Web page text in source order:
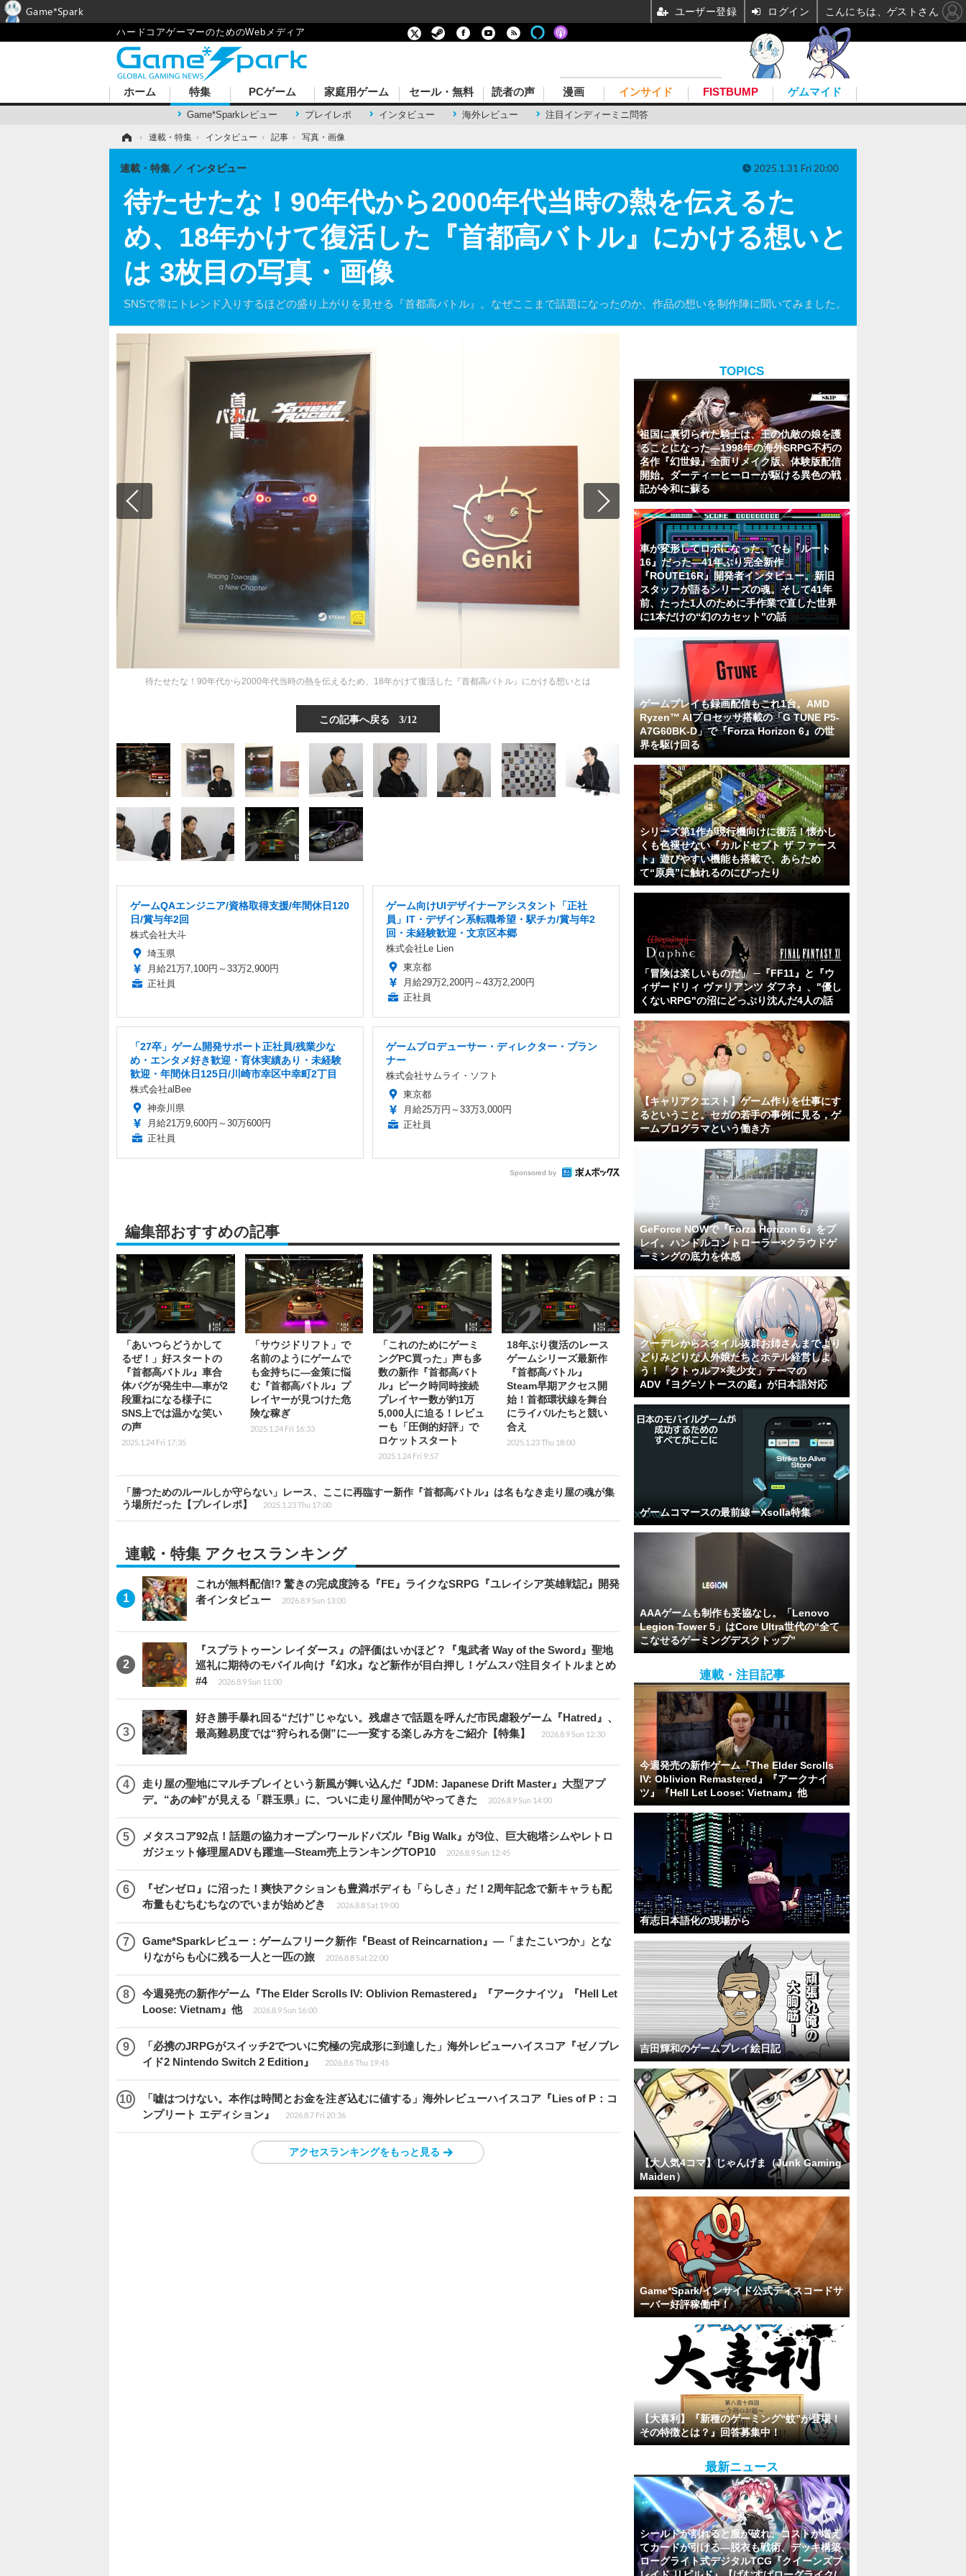
ハードコアゲーマーのためのWebメディア
ホーム 特集
Game*Sparkレビュー プレイレポ インタビュー 海外レビュー 注目インディーミニ問答
PCゲーム 家庭用ゲーム セール・無料 読者の声 漫画 インサイド FISTBUMP ゲムマイド
› 連載・特集 › インタビュー › 記事 › 写真・画像
待たせたな！90年代から2000年代当時の熱を伝えるた
め、18年かけて復活した『首都高バトル』にかける想いと
は 3枚目の写真・画像
SNSで常にトレンド入りするほどの盛り上がりを見せる『首都高バトル』。なぜここまで話題になったのか、作品の想いを制作陣に聞いてみました。
連載・特集 インタビュー 2025.1.31 Fri 20:00
待たせたな！90年代から2000年代当時の熱を伝えるため、18年かけて復活した『首都高バトル』にかける想いとは
この記事へ戻る 3/12
ゲームQAエンジニア/資格取得支援/年間休日120
日/賞与年2回
株式会社大斗
埼玉県
月給21万7,100円～33万2,900円
正社員
ゲーム向けUIデザイナーアシスタント「正社
員」IT・デザイン系転職希望・駅チカ/賞与年2
回・未経験歓迎・文京区本郷
株式会社Le Lien
東京都
月給29万2,200円～43万2,200円
正社員
「27卒」ゲーム開発サポート正社員/残業少な
め・エンタメ好き歓迎・育休実績あり・未経験
歓迎・年間休日125日/川崎市幸区中幸町2丁目
株式会社alBee
神奈川県
月給21万9,600円～30万600円
正社員
ゲームプロデューサー・ディレクター・プラン
ナー
株式会社サムライ・ソフト
東京都
月給25万円～33万3,000円
正社員
Sponsored by
編集部おすすめの記事
「あいつらどうかして
るぜ！」好スタートの
『首都高バトル』車合
体バグが発生中―車が2
段重ねになる様子に
SNS上では温かな笑い
の声
2025.1.24 Fri 17:35
「サウジドリフト」で
名前のようにゲームで
も金持ちに―金策に悩
む『首都高バトル』プ
レイヤーが見つけた危
険な稼ぎ
2025.1.24 Fri 16:33
「これのためにゲーミ
ングPC買った」声も多
数の新作『首都高バト
ル』ピーク時同時接続
プレイヤー数が約1万
5,000人に迫る！レビュ
ーも「圧倒的好評」で
ロケットスタート
2025.1.24 Fri 9:57
18年ぶり復活のレース
ゲームシリーズ最新作
『首都高バトル』
Steam早期アクセス開
始！首都環状線を舞台
にライバルたちと競い
合え
2025.1.23 Thu 18:00
「勝つためのルールしか守らない」レース、ここに再臨すー新作『首都高バトル』は名もなき走り屋の魂が集
う場所だった【プレイレポ】
2025.1.23 Thu 17:00
連載・特集 アクセスランキング
これが無料配信!? 驚きの完成度誇る『FE』ライクなSRPG『ユレイシア英雄戦記』開発
者インタビュー
2026.8.9 Sun 13:00
『スプラトゥーン レイダース』の評価はいかほど？『鬼武者 Way of the Sword』聖地
巡礼に期待のモバイル向け『幻水』など新作が目白押し！ゲムスパ注目タイトルまとめ
#4
2026.8.9 Sun 11:00
好き勝手暴れ回る“だけ”じゃない。残虐さで話題を呼んだ市民虐殺ゲーム『Hatred』、
最高難易度では“狩られる側”に―一変する楽しみ方をご紹介【特集】
2026.8.9 Sun 12:30
走り屋の聖地にマルチプレイという新風が舞い込んだ『JDM: Japanese Drift Master』大型アプ
デ。“あの峠”が見える「群玉県」に、ついに走り屋仲間がやってきた
2026.8.9 Sun 14:00
メタスコア92点！話題の協力オープンワールドパズル『Big Walk』が3位、巨大砲塔シムやレトロ
ガジェット修理屋ADVも躍進―Steam売上ランキングTOP10
2026.8.9 Sun 12:45
『ゼンゼロ』に沼った！爽快アクションも豊満ボディも「らしさ」だ！2周年記念で新キャラも配
布量もむちむちなのでいまが始めどき
2026.8.8 Sat 19:00
Game*Sparkレビュー：ゲームフリーク新作『Beast of Reincarnation』―「またこいつか」とな
りながらも心に残る一人と一匹の旅
2026.8.8 Sat 22:00
今週発売の新作ゲーム『The Elder Scrolls IV: Oblivion Remastered』『アークナイツ』『Hell Let
Loose: Vietnam』他
2026.8.9 Sun 16:00
「必携のJRPGがスイッチ2でついに究極の完成形に到達した」海外レビューハイスコア『ゼノブレ
イド2 Nintendo Switch 2 Edition』
2026.8.6 Thu 19:45
「嘘はつけない。本作は時間とお金を注ぎ込むに値する」海外レビューハイスコア『Lies of P：コ
ンプリート エディション』
2026.8.7 Fri 20:36
アクセスランキングをもっと見る
TOPICS
祖国に裏切られた騎士は、王の仇敵の娘を護
ることになった―1998年の海外SRPG不朽の
名作『幻世録』全面リメイク版、体験版配信
開始。ダーティーヒーローが駆ける異色の戦
記が令和に蘇る
車が変形してロボになった、でも『ルート
16』だった―41年ぶり完全新作
『ROUTE16R』開発者インタビュー。新旧
スタッフが語るシリーズの魂。そして41年
前、たった1人のために手作業で直した世界
に1本だけの“幻のカセット”の話
ゲームプレイも録画配信もこれ1台。AMD
Ryzen™ AIプロセッサ搭載の「G TUNE P5-
A7G60BK-D」で『Forza Horizon 6』の世
界を駆け回る
シリーズ第1作が現行機向けに復活！懐かし
くも色褪せない『カルドセプト ザ ファース
ト』遊びやすい機能も搭載で、あらため
て“原典”に触れるのにぴったり
「冒険は楽しいものだ」 ─『FF11』と『ウ
ィザードリィ ヴァリアンツ ダフネ』、"優し
くないRPG"の沼にどっぷり沈んだ4人の話
【キャリアクエスト】ゲーム作りを仕事にす
るということ。セガの若手の事例に見る，ゲ
ームプログラマという働き方
GeForce NOWで『Forza Horizon 6』をプ
レイ。ハンドルコントローラー×クラウドゲ
ーミングの底力を体感
クーデレからスタイル抜群お姉さんまでより
どりみどりな人外娘たちとホテル経営しよ
う！「クトゥルフ×美少女」テーマの
ADV『ヨグ=ソトースの庭』が日本語対応
ゲームコマースの最前線ーXsolla特集
AAAゲームも制作も妥協なし。「Lenovo
Legion Tower 5」はCore Ultra世代の“全て
こなせるゲーミングデスクトップ”
連載・注目記事
今週発売の新作ゲーム『The Elder Scrolls
IV: Oblivion Remastered』『アークナイ
ツ』『Hell Let Loose: Vietnam』他
有志日本語化の現場から
吉田輝和のゲームプレイ絵日記
【大人気4コマ】じゃんげま（Junk Gaming
Maiden）
Game*Spark/インサイド公式ディスコードサ
ーバー好評稼働中！
【大喜利】『新種のゲーミング“蚊”が登場！
その特徴とは？』回答募集中！
最新ニュース
シールドが割れると服が破れ、コストが増え
てカードが引ける―脱衣も戦術、デッキ構築
ローグライト式デジタルTCG『クイーンズブ
Game*Spark ユーザー登録 ログイン こんにちは、ゲストさん